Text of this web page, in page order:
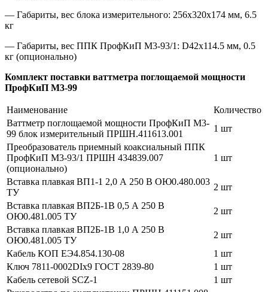
— Габариты, вес блока измерительного: 256х320х174 мм, 6.5
кг
— Габариты, вес ППК ПрофКиП М3-93/1: D42х114.5 мм, 0.5
кг (опционально)
Комплект поставки ваттметра поглощаемой мощности
ПрофКиП М3-99
Наименование
Количество
Ваттметр поглощаемой мощности ПрофКиП М3-
99 блок измерительный ПРШН.411613.001
1 шт
Преобразователь приемный коаксиальный ППК
ПрофКиП М3-93/1 ПРШН 434839.007
(опционально)
1 шт
Вставка плавкая ВП1-1 2,0 А 250 В ОЮ0.480.003
ТУ
2 шт
Вставка плавкая ВП2Б-1В 0,5 А 250 В
ОЮ0.481.005 ТУ
2 шт
Вставка плавкая ВП2Б-1В 1,0 А 250 В
ОЮ0.481.005 ТУ
2 шт
Кабель КОП ЕЭ4.854.130-08
1 шт
Ключ 7811-0002DIх9 ГОСТ 2839-80
1 шт
Кабель сетевой SCZ-1
1 шт